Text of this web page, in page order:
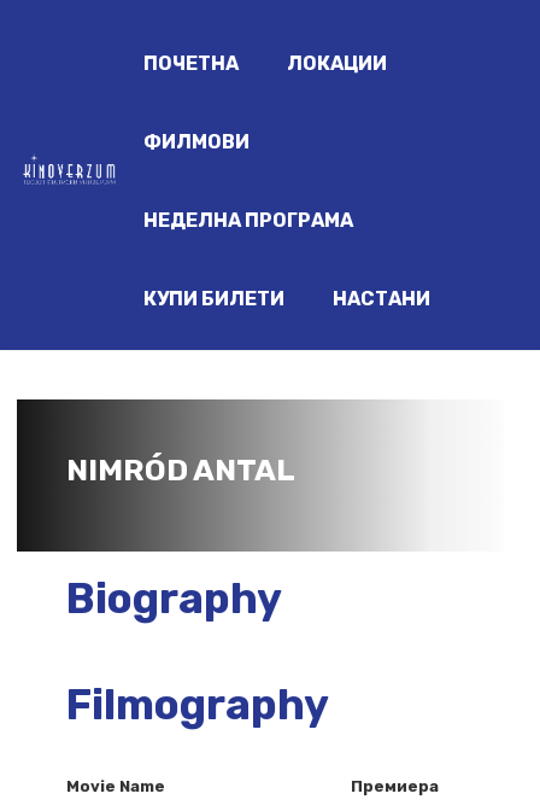
ПОЧЕТНА ЛОКАЦИИ
ФИЛМОВИ
НЕДЕЛНА ПРОГРАМА
КУПИ БИЛЕТИ НАСТАНИ
NIMRÓD ANTAL
Biography
Filmography
Movie Name Премиера